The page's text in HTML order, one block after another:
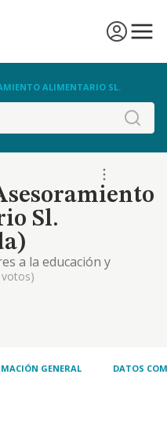
ALIMENTARIO SL.
Sl.
a la educación y
asesoramiento
de gestión
la confeccióny venta
como por
a clientes,
rela
votos)
GENERAL DATOS